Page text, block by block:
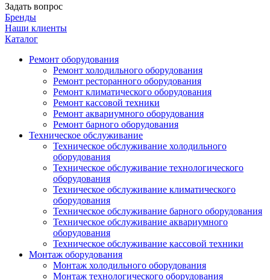
Задать вопрос
Бренды
Наши клиенты
Каталог
Ремонт оборудования
Ремонт холодильного оборудования
Ремонт ресторанного оборудования
Ремонт климатического оборудования
Ремонт кассовой техники
Ремонт аквариумного оборудования
Ремонт барного оборудования
Техническое обслуживание
Техническое обслуживание холодильного
оборудования
Техническое обслуживание технологического
оборудования
Техническое обслуживание климатического
оборудования
Техническое обслуживание барного оборудования
Техническое обслуживание аквариумного
оборудования
Техническое обслуживание кассовой техники
Монтаж оборудования
Монтаж холодильного оборудования
Монтаж технологического оборудования